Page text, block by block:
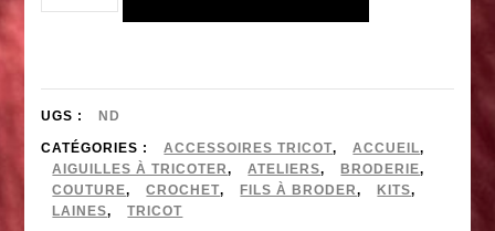
de
UGS : ND
CATÉGORIES : ACCESSOIRES TRICOT, ACCUEIL,
AIGUILLES À TRICOTER, ATELIERS, BRODERIE,
COUTURE, CROCHET, FILS À BRODER, KITS,
LAINES, TRICOT